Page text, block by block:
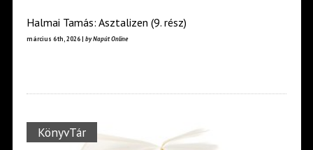
Halmai Tamás: Asztalizen (9. rész)
március 6th, 2026 | by Napút Online
KönyvTár